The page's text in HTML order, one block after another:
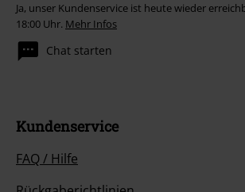
Ja, unser Kundenservice ist heute wieder
18:00 Uhr. Mehr Infos
Chat starten
Kundenservice
FAQ / Hilfe